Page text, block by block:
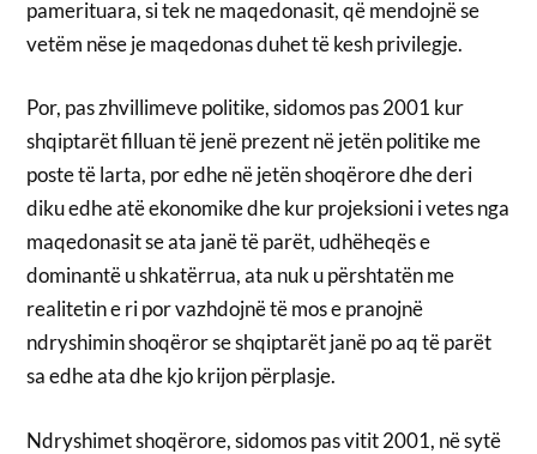
pamerituara, si tek ne maqedonasit, që mendojnë se
vetëm nëse je maqedonas duhet të kesh privilegje.
Por, pas zhvillimeve politike, sidomos pas 2001 kur
shqiptarët filluan të jenë prezent në jetën politike me
poste të larta, por edhe në jetën shoqërore dhe deri
diku edhe atë ekonomike dhe kur projeksioni i vetes nga
maqedonasit se ata janë të parët, udhëheqës e
dominantë u shkatërrua, ata nuk u përshtatën me
realitetin e ri por vazhdojnë të mos e pranojnë
ndryshimin shoqëror se shqiptarët janë po aq të parët
sa edhe ata dhe kjo krijon përplasje.
Ndryshimet shoqërore, sidomos pas vitit 2001, në sytë